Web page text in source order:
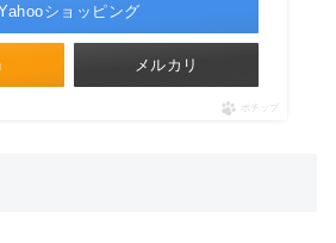
ショッピング
メルカリ
ポチップ